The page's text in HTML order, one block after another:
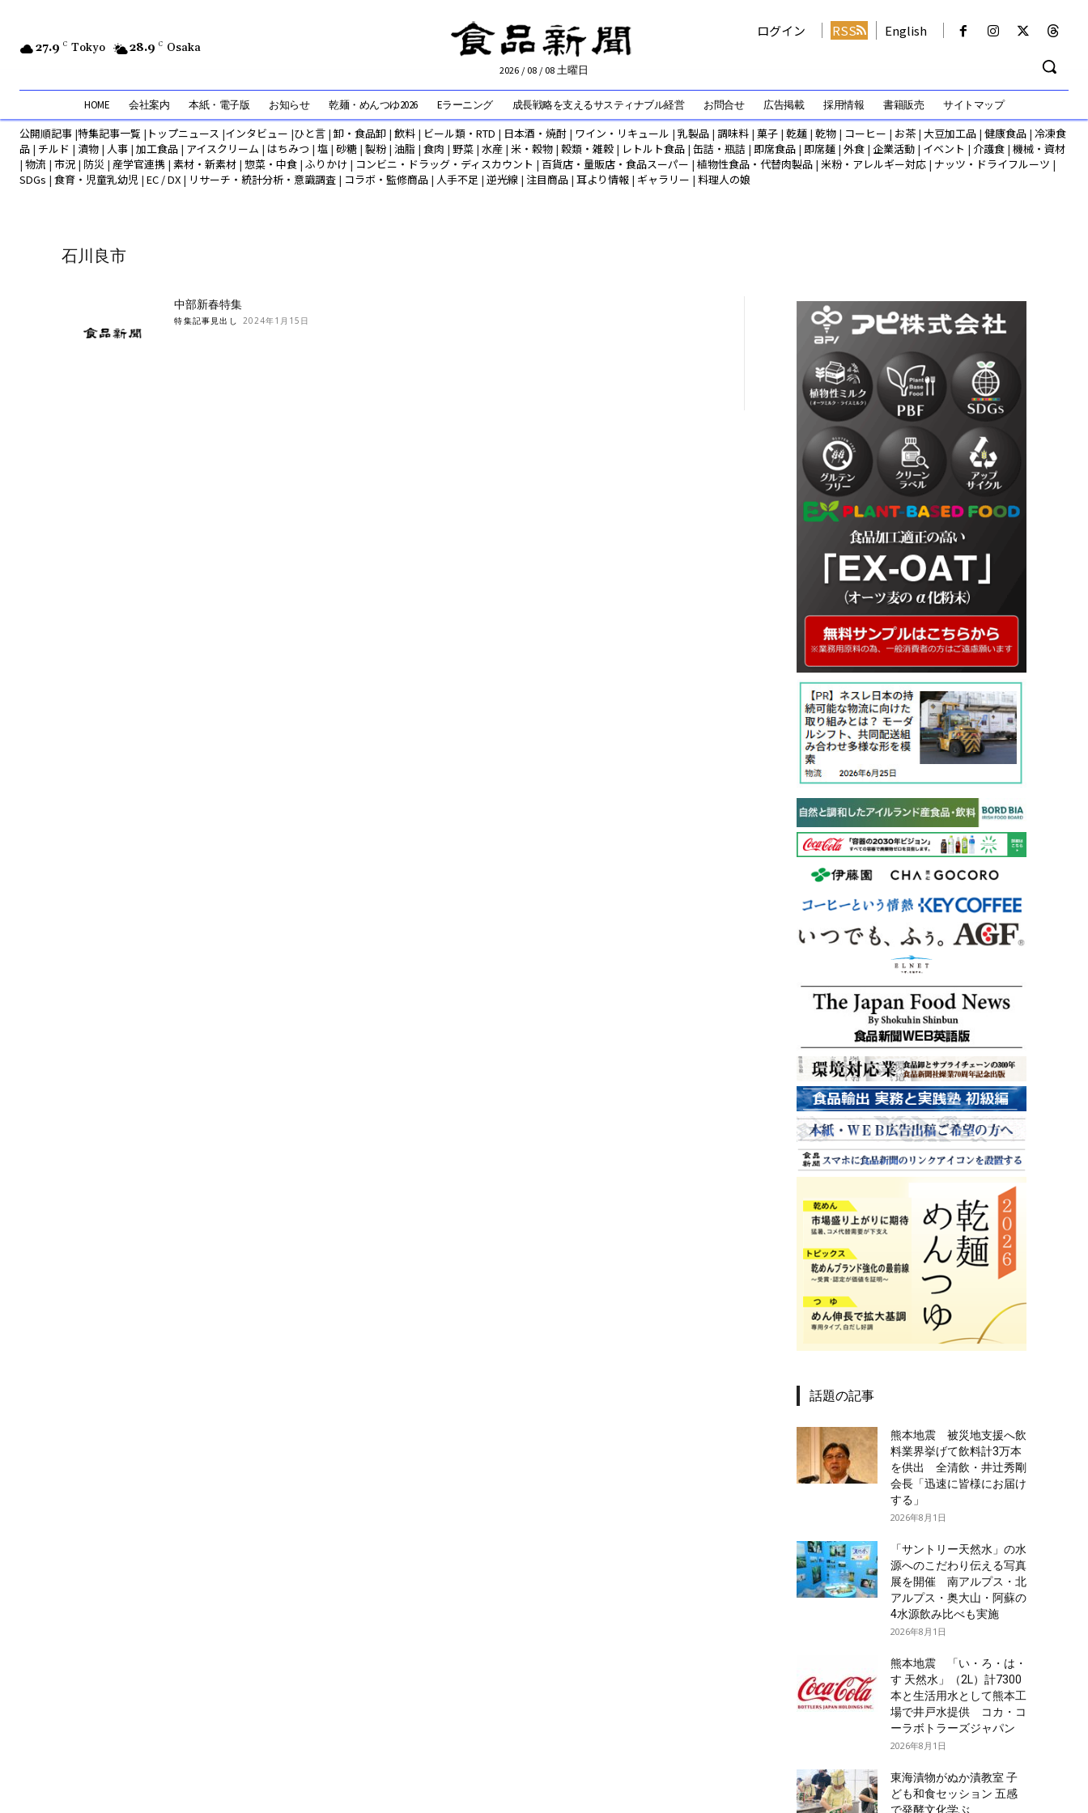
27.9 C Tokyo 28.9 C Osaka
2026 / 08 / 08 土曜日
ログイン RSS English
HOME 会社案内 本紙・電子版 お知らせ 乾麺・めんつゆ2026 Eラーニング 成長戦略を支えるサスティナブル経営 お問合せ 広告掲載 採用情報 書籍販売 サイトマップ
公開順記事 |特集記事一覧 | トップニュース |インタビュー |ひと言 |卸・食品卸 | 飲料 | ビール類・RTD | 日本酒・焼酎 | ワイン・リキュール | 乳製品 | 調味料 | 菓子 | 乾麺 | 乾物 | コーヒー | お茶 | 大豆加工品 | 健康食品 | 冷凍食
品 | チルド | 漬物 | 人事 | 加工食品 | アイスクリーム | はちみつ | 塩 | 砂糖 | 製粉| 油脂 | 食肉 | 野菜 | 水産 | 米・穀物 | 穀類・雑穀 | レトルト食品 | 缶詰・瓶詰 | 即席食品 | 即席麺 | 外食 | 企業活動 | イベント | 介護食 | 機械・資材
| 物流 | 市況 | 防災 | 産学官連携 | 素材・新素材 | 惣菜・中食 | ふりかけ | コンビニ・ドラッグ・ディスカウント | 百貨店・量販店・食品スーパー | 植物性食品・代替肉製品 | 米粉・アレルギー対応 | ナッツ・ドライフルーツ |
SDGs | 食育・児童乳幼児 | EC / DX | リサーチ・統計分析・意識調査 | コラボ・監修商品 | 人手不足 | 逆光線 | 注目商品 | 耳より情報 | ギャラリー | 料理人の娘
石川良市
中部新春特集
特集記事見出し 2024年1月15日
話題の記事
熊本地震 被災地支援へ飲
料業界挙げて飲料計3万本
を供出 全清飲・井辻秀剛
会長「迅速に皆様にお届け
する」
2026年8月1日
「サントリー天然水」の水
源へのこだわり伝える写真
展を開催 南アルプス・北
アルプス・奥大山・阿蘇の
4水源飲み比べも実施
2026年8月1日
熊本地震 「い・ろ・は・
す 天然水」（2L）計7300
本と生活用水として熊本工
場で井戸水提供 コカ・コ
ーラボトラーズジャパン
2026年8月1日
東海漬物がぬか漬教室 子
ども和食セッション 五感
で発酵文化学ぶ